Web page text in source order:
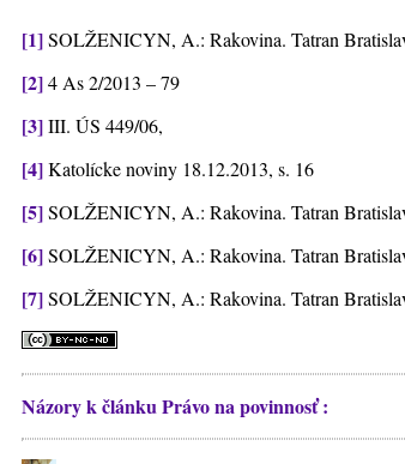
[1]SOLŽENICYN, A.: Rakovina. Tatran
[2]4 As 2/2013 – 79
[3]III. ÚS 449/06,
[4]Katolícke noviny 18.12.2013, s. 16
[5]SOLŽENICYN, A.: Rakovina. Tatran
[6]SOLŽENICYN, A.: Rakovina. Tatran
[7]SOLŽENICYN, A.: Rakovina. Tatran
Názory k článku Právo na povinnosť :